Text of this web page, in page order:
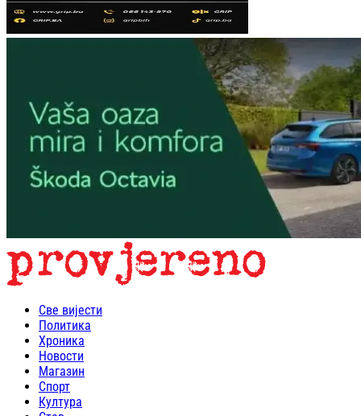
Све вијести
Политика
Хроника
Новости
Магазин
Спорт
Култура